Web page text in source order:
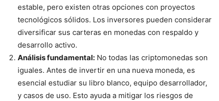
estable, pero existen otras opciones con proyectos
tecnológicos sólidos. Los inversores pueden considerar
diversificar sus carteras en monedas con respaldo y
desarrollo activo.
Análisis fundamental: No todas las criptomonedas son
iguales. Antes de invertir en una nueva moneda, es
esencial estudiar su libro blanco, equipo desarrollador,
y casos de uso. Esto ayuda a mitigar los riesgos de